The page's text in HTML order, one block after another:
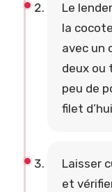
Le
la
avec un
deux ou
peu de
filet
Laisser
et